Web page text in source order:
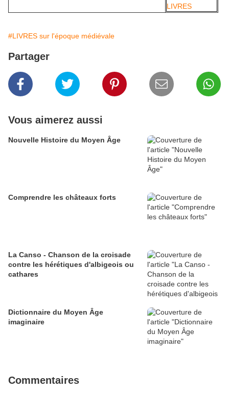
#LIVRES sur l'époque médiévale
Partager
Vous aimerez aussi
Nouvelle Histoire du Moyen Âge
Comprendre les châteaux forts
La Canso - Chanson de la croisade
contre les hérétiques d'albigeois ou
cathares
Dictionnaire du Moyen Âge
imaginaire
Commentaires